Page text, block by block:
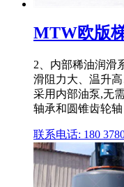
MTW欧版
2、内部稀油润滑
滑阻力大、温升
采用内部油泵,无
轴承和圆锥齿轮轴
联系电话: 180